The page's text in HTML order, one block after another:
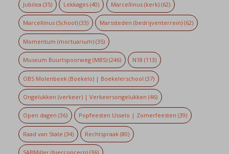
Jubilea (35) Lekkages (40) Marcellinus (kerk)(62)
Marcellinus (School)(33) Marssteden (bedrijventerrein) (62)
Momentum (mortuarium)(35)
Museum Buurtspoorweg (MBS)(246) N18 (113)
OBS Molenbeek (Boekelo) | Boekelerschool (37)
Ongelukken (verkeer) | Verkeersongelukken (46)
Open dagen (36) Popfeesten Usselo | Zomerfeesten (39)
Raad van State (34) Rechtspraak (80)
SABMiller (bierconcern)(36)